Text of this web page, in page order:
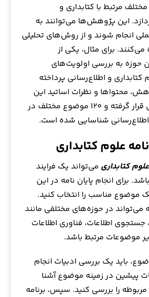
مرتبط با کتابداری و
این پژوهش‌ها می‌توانند به
انجام شوند و از روش‌های تحلیلی
برای مثال، یکی از
به بررسی اولویت‌های
و اطلاع‌رسانی پرداخته
محتواها و نظرات اساتید این
رشته مورد بررسی قرار گرفته و ۱۲۰ موضوع مختلف در
اطلاع‌رسانی شناسایی شده است.
علوم کتابداری
کتابداری می‌تواند یک فرایند
برای انجام پایان نامه در این
یک موضوع مناسب را انتخاب کنید.
می‌تواند در حوزه‌های مختلفی مانند
جستجوی اطلاعات، فناوری اطلاعات
موضوعات مرتبط باشد.
باید یک بررسی ادبیات انجام
پیشین در زمینه موضوع آشنا
را بررسی کنید. سپس، برنامه